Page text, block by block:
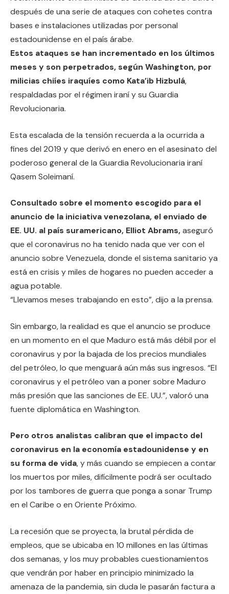
después de una serie de ataques con cohetes contra
bases e instalaciones utilizadas por personal
estadounidense en el país árabe.
Estos ataques se han incrementado en los últimos
meses y son perpetrados, según Washington, por
milicias chiíes iraquíes como Kata’ib Hizbulá,
respaldadas por el régimen iraní y su Guardia
Revolucionaria.
Esta escalada de la tensión recuerda a la ocurrida a
fines del 2019 y que derivó en enero en el asesinato del
poderoso general de la Guardia Revolucionaria iraní
Qasem Soleimaní.
Consultado sobre el momento escogido para el
anuncio de la iniciativa venezolana, el enviado de
EE. UU. al país suramericano, Elliot Abrams,aseguró
que el coronavirus no ha tenido nada que ver con el
anuncio sobre Venezuela, donde el sistema sanitario ya
está en crisis y miles de hogares no pueden acceder a
agua potable.
“Llevamos meses trabajando en esto”, dijo a la prensa.
Sin embargo, la realidad es que el anuncio se produce
en un momento en el que Maduro está más débil por el
coronavirus y por la bajada de los precios mundiales
del petróleo, lo que menguará aún más sus ingresos. “El
coronavirus y el petróleo van a poner sobre Maduro
más presión que las sanciones de EE. UU.”, valoró una
fuente diplomática en Washington.
Pero otros analistas calibran que el impacto del
coronavirus en la economía estadounidense y en
su forma de vida, y más cuando se empiecen a contar
los muertos por miles, difícilmente podrá ser ocultado
por los tambores de guerra que ponga a sonar Trump
en el Caribe o en Oriente Próximo.
La recesión que se proyecta, la brutal pérdida de
empleos, que se ubicaba en 10 millones en las últimas
dos semanas, y los muy probables cuestionamientos
que vendrán por haber en principio minimizado la
amenaza de la pandemia, sin duda le pasarán factura a